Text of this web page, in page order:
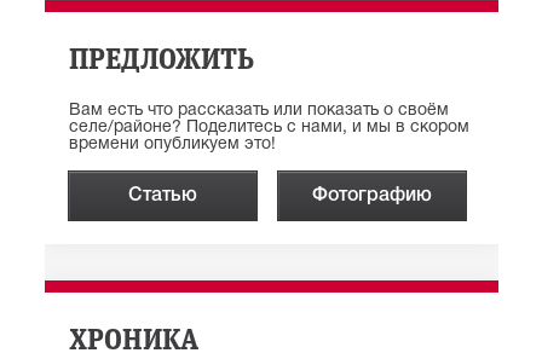
ПРЕДЛОЖИТЬ
Вам есть что рассказать или показать о своём
селе/районе? Поделитесь с нами, и мы в скором
времени опубликуем это!
Статью Фотографию
ХРОНИКА